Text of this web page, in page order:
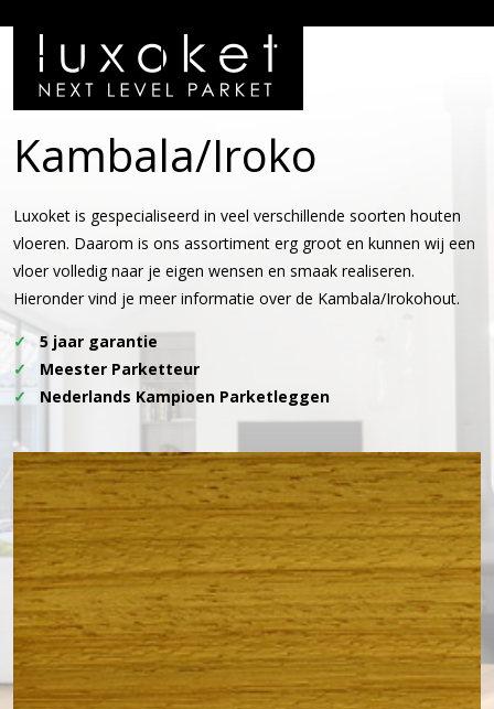
Kambala/Iroko
Luxoket is gespecialiseerd in veel verschillende soorten houten
vloeren. Daarom is ons assortiment erg groot en kunnen wij een
vloer volledig naar je eigen wensen en smaak realiseren.
Hieronder vind je meer informatie over de Kambala/Irokohout.
5 jaar garantie
Meester Parketteur
Nederlands Kampioen Parketleggen